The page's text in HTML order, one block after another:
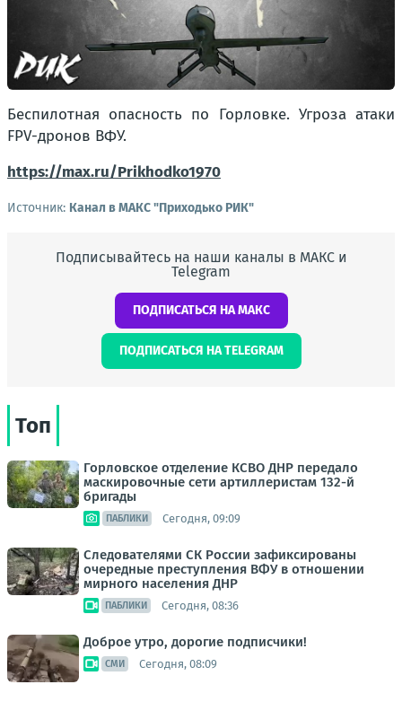
Беспилотная опасность по Горловке. Угроза атаки
FPV-дронов ВФУ.
https://max.ru/Prikhodko1970
Источник: Канал в МАКС "Приходько РИК"
Подписывайтесь на наши каналы в МАКС и
Telegram
ПОДПИСАТЬСЯ НА МАКС
ПОДПИСАТЬСЯ НА TELEGRAM
Топ
Горловское отделение КСВО ДНР передало
маскировочные сети артиллеристам 132-й
бригады
ПАБЛИКИ Сегодня, 09:09
Следователями СК России зафиксированы
очередные преступления ВФУ в отношении
мирного населения ДНР
ПАБЛИКИ Сегодня, 08:36
Доброе утро, дорогие подписчики!
СМИ Сегодня, 08:09